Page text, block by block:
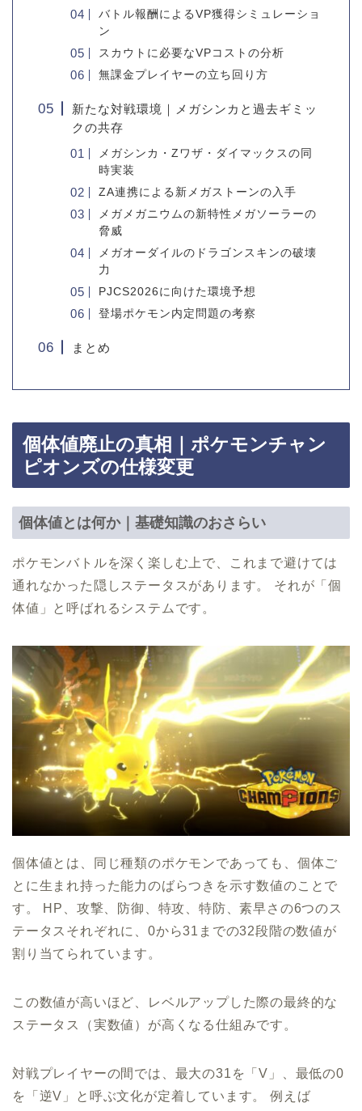
バトル報酬によるVP獲得シミュレーショ
ン
スカウトに必要なVPコストの分析
無課金プレイヤーの立ち回り方
新たな対戦環境｜メガシンカと過去ギミッ
クの共存
メガシンカ・Zワザ・ダイマックスの同
時実装
ZA連携による新メガストーンの入手
メガメガニウムの新特性メガソーラーの
脅威
メガオーダイルのドラゴンスキンの破壊
力
PJCS2026に向けた環境予想
登場ポケモン内定問題の考察
まとめ
個体値廃止の真相｜ポケモンチャン
ピオンズの仕様変更
個体値とは何か｜基礎知識のおさらい
ポケモンバトルを深く楽しむ上で、これまで避けては
通れなかった隠しステータスがあります。 それが「個
体値」と呼ばれるシステムです。
個体値とは、同じ種類のポケモンであっても、個体ご
とに生まれ持った能力のばらつきを示す数値のことで
す。 HP、攻撃、防御、特攻、特防、素早さの6つのス
テータスそれぞれに、0から31までの32段階の数値が
割り当てられています。
この数値が高いほど、レベルアップした際の最終的な
ステータス（実数値）が高くなる仕組みです。
対戦プレイヤーの間では、最大の31を「V」、最低の0
を「逆V」と呼ぶ文化が定着しています。 例えば